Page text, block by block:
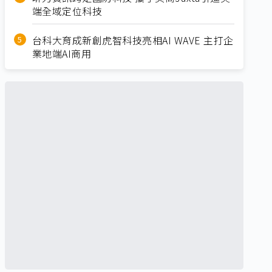
端全域定位科技
台科大育成新創虎智科技亮相AI WAVE 主打企
業地端AI商用